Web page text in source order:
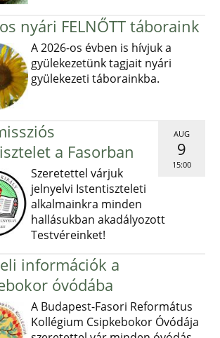
nyári FELNŐTT táboraink
A 2026-os évben is hívjuk a
gyülekezetünk tagjait nyári
gyülekezeti táborainkba.
AUG
9
15:00
a Fasorban
Szeretettel várjuk
jelnyelvi Istentiszteleti
alkalmainkra minden
hallásukban akadályozott
Testvéreinket!
információk a
óvódába
A Budapest-Fasori Református
Kollégium Csipkebokor Óvódája